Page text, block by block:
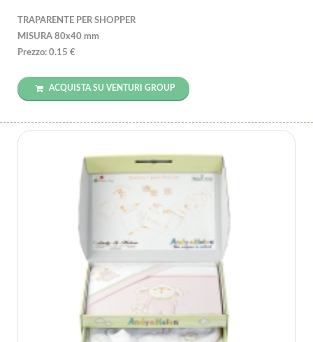
TRAPARENTE PER SHOPPER
MISURA 80x40 mm
Prezzo: 0.15 €
ACQUISTA SU VENTURI GROUP